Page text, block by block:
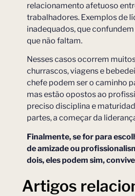
relacionamento afetuoso
trabalhadores. Exemplos de
inadequados, que confundem
que não faltam.
Nesses casos ocorrem
churrascos, viagens e
chefe podem ser o caminho
mas estão opostos ao
preciso disciplina e
partes, a começar da
Finalmente, se for para
de amizade ou
dois, eles podem sim,
Artigos